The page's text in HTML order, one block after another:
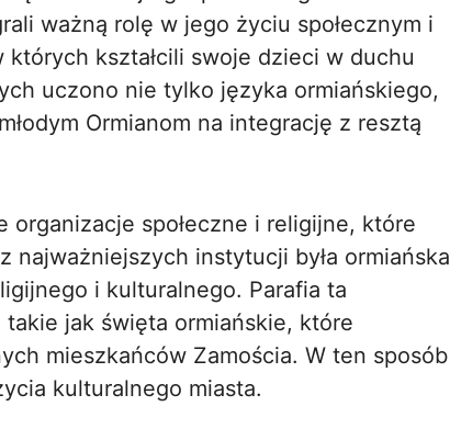
ważną rolę w jego życiu społecznym i
których kształcili swoje dzieci w duchu
uczono nie tylko języka ormiańskiego,
Ormianom na integrację z resztą
organizacje społeczne i religijne, które
najważniejszych instytucji była ormiańska
i kulturalnego. Parafia ta
jak święta ormiańskie, które
mieszkańców Zamościa. W ten sposób
kulturalnego miasta.